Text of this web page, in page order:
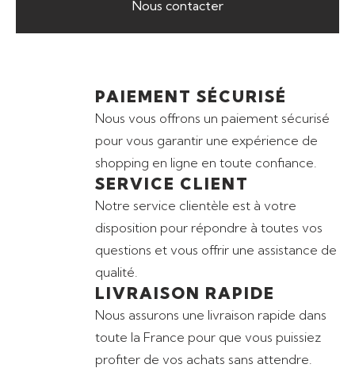
Nous contacter
PAIEMENT SÉCURISÉ
Nous vous offrons un paiement sécurisé
pour vous garantir une expérience de
shopping en ligne en toute confiance.
SERVICE CLIENT
Notre service clientèle est à votre
disposition pour répondre à toutes vos
questions et vous offrir une assistance de
qualité.
LIVRAISON RAPIDE
Nous assurons une livraison rapide dans
toute la France pour que vous puissiez
profiter de vos achats sans attendre.